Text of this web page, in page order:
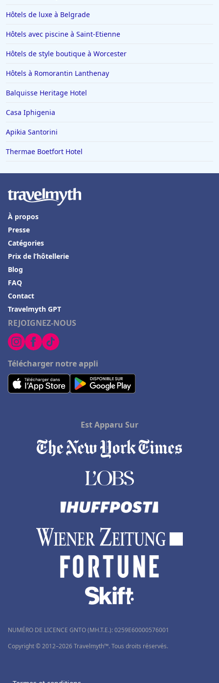
Hôtels de luxe à Belgrade
Hôtels avec piscine à Saint-Etienne
Hôtels de style boutique à Worcester
Hôtels à Romorantin Lanthenay
Balquisse Heritage Hotel
Casa Iphigenia
Apikia Santorini
Thermae Boetfort Hotel
REJOIGNEZ-NOUS
Télécharger notre appli
À propos
Presse
Catégories
Prix de l’hôtellerie
Blog
FAQ
Contact
Travelmyth GPT
Est Apparu Sur
NUMÉRO DE LICENCE GNTO (MH.T.E.): 0259Ε60000576001
Copyright © 2012–2026 Travelmyth™. Tous droits réservés.